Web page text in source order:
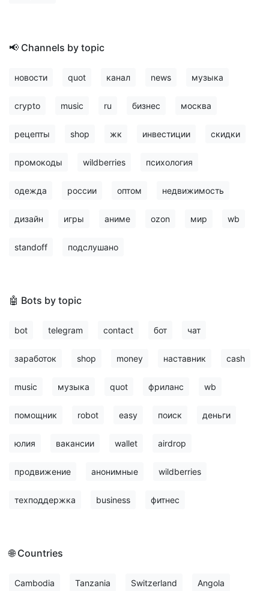
📢 Channels by topic
новости quot канал news музыка
crypto music ru бизнес москва
рецепты shop жк инвестиции скидки
промокоды wildberries психология
одежда россии оптом недвижимость
дизайн игры аниме ozon мир wb
standoff подслушано
🤖 Bots by topic
bot telegram contact бот чат
заработок shop money наставник cash
music музыка quot фриланс wb
помощник robot easy поиск деньги
юлия вакансии wallet airdrop
продвижение анонимные wildberries
техподдержка business фитнес
🌐 Countries
Cambodia Tanzania Switzerland Angola